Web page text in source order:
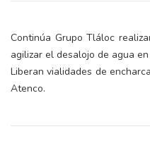
Continúa Grupo Tláloc
agilizar el desalojo de agua
Liberan vialidades de
Atenco.